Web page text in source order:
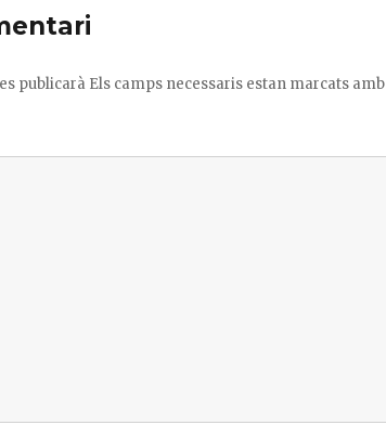
k
publicarà Els camps necessaris estan marcats amb